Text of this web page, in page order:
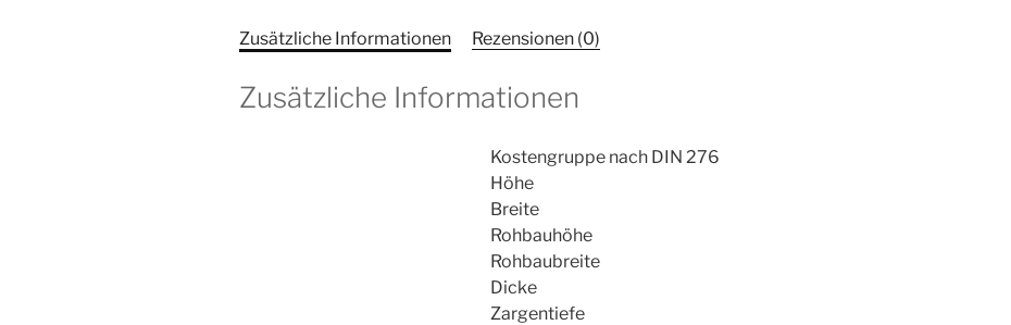
Zusätzliche Informationen Rezensionen (0)
Zusätzliche Informationen
Kostengruppe nach DIN 276
Höhe
Breite
Rohbauhöhe
Rohbaubreite
Dicke
Zargentiefe